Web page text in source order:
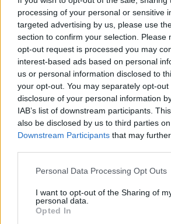
processing of your personal or sensitive
targeted advertising by us, please use
section to confirm your selection. Please
opt-out request is processed you may
interest-based ads based on personal
us or personal information disclosed to
your opt-out. You may separately opt-
disclosure of your personal information
IAB’s list of downstream participants.
also be disclosed by us to third parties
Downstream Participants that may
Please note that this website/app uses
not limited to your visit or usage
grant or deny consent to Google and its
use your data for below specified
Personal Data Processing Opt Outs
I want to opt-out of the Sharing of
personal data.
Opted In
zona dedicata sul sito DMail, si
la parola di lettere e numeri,
il codice, e verificare la sua
Infatti,il contatore
a sottrarre la percentuale di
conto da pagare per
così procedere anche ai
pagamento.
Davvero un procedimento
effettiva utilità per la vostra
vostra soddisfazione e delle
i risparmi ottenuti.